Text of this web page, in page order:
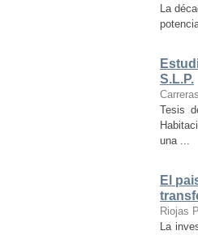
La
S.L.P.
Tesis
una ...
El
Riojas
La